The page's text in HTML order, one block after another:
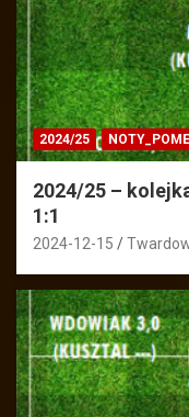
2024/25
2024/25 –
1:1
2024-12-15